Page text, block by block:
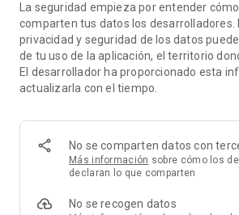
• Llamar directamente a nuestro contact
• Inicia sesión con tu huella
• Revisa la evolución de la rentabilidad
Aplicación válida solo para afiliados y
La seguridad empieza por entender
comparten tus datos los desarrolladores.
privacidad y seguridad de los datos
de tu uso de la aplicación, el territorio
El desarrollador ha proporcionado esta
actualizarla con el tiempo.
No se comparten datos con
Más información sobre cómo los
declaran lo que comparten
No se recogen datos